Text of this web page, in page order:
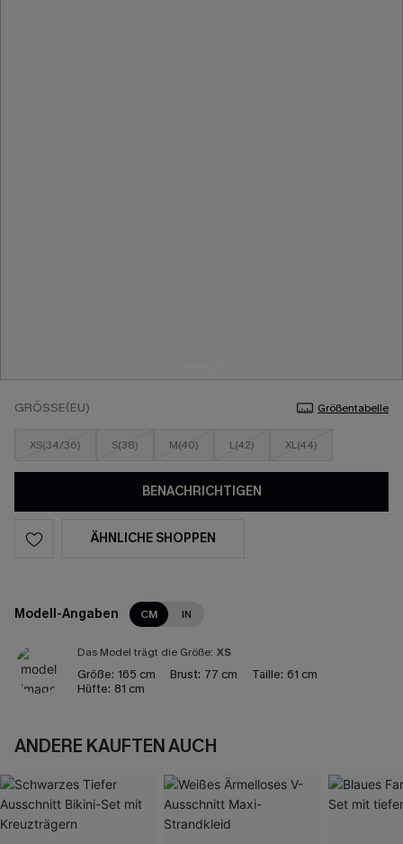
GRÖSSE(EU) Größentabelle
XS(34/36) S(38) M(40) L(42) XL(44)
BENACHRICHTIGEN
ÄHNLICHE SHOPPEN
Modell-Angaben CM IN
Das Model trägt die Größe: XS
Größe: 165 cm Brust: 77 cm Taille: 61 cm
Hüfte: 81 cm
ANDERE KAUFTEN AUCH